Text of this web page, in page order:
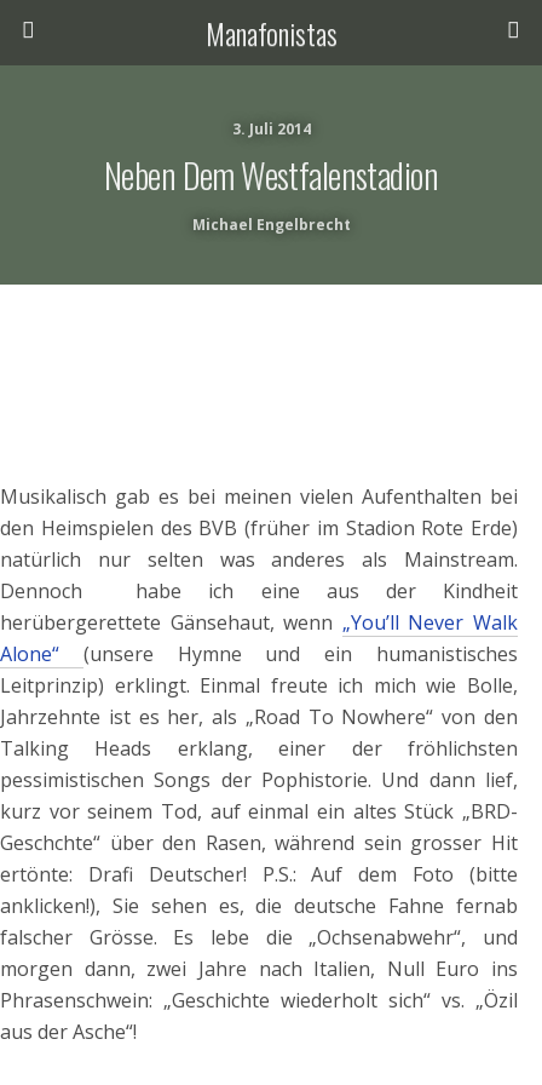
Manafonistas
3. Juli 2014
Neben Dem Westfalenstadion
Michael Engelbrecht
Musikalisch gab es bei meinen vielen Aufenthalten bei
den Heimspielen des BVB (früher im Stadion Rote Erde)
natürlich nur selten was anderes als Mainstream.
Dennoch habe ich eine aus der Kindheit
herübergerettete Gänsehaut, wenn „You’ll Never Walk
Alone“ (unsere Hymne und ein humanistisches
Leitprinzip) erklingt. Einmal freute ich mich wie Bolle,
Jahrzehnte ist es her, als „Road To Nowhere“ von den
Talking Heads erklang, einer der fröhlichsten
pessimistischen Songs der Pophistorie. Und dann lief,
kurz vor seinem Tod, auf einmal ein altes Stück „BRD-
Geschchte“ über den Rasen, während sein grosser Hit
ertönte: Drafi Deutscher! P.S.: Auf dem Foto (bitte
anklicken!), Sie sehen es, die deutsche Fahne fernab
falscher Grösse. Es lebe die „Ochsenabwehr“, und
morgen dann, zwei Jahre nach Italien, Null Euro ins
Phrasenschwein: „Geschichte wiederholt sich“ vs. „Özil
aus der Asche“!